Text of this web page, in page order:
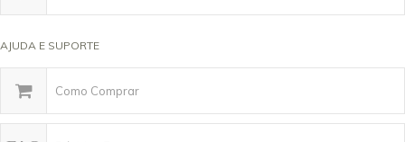
AJUDA E SUPORTE
Como Comprar